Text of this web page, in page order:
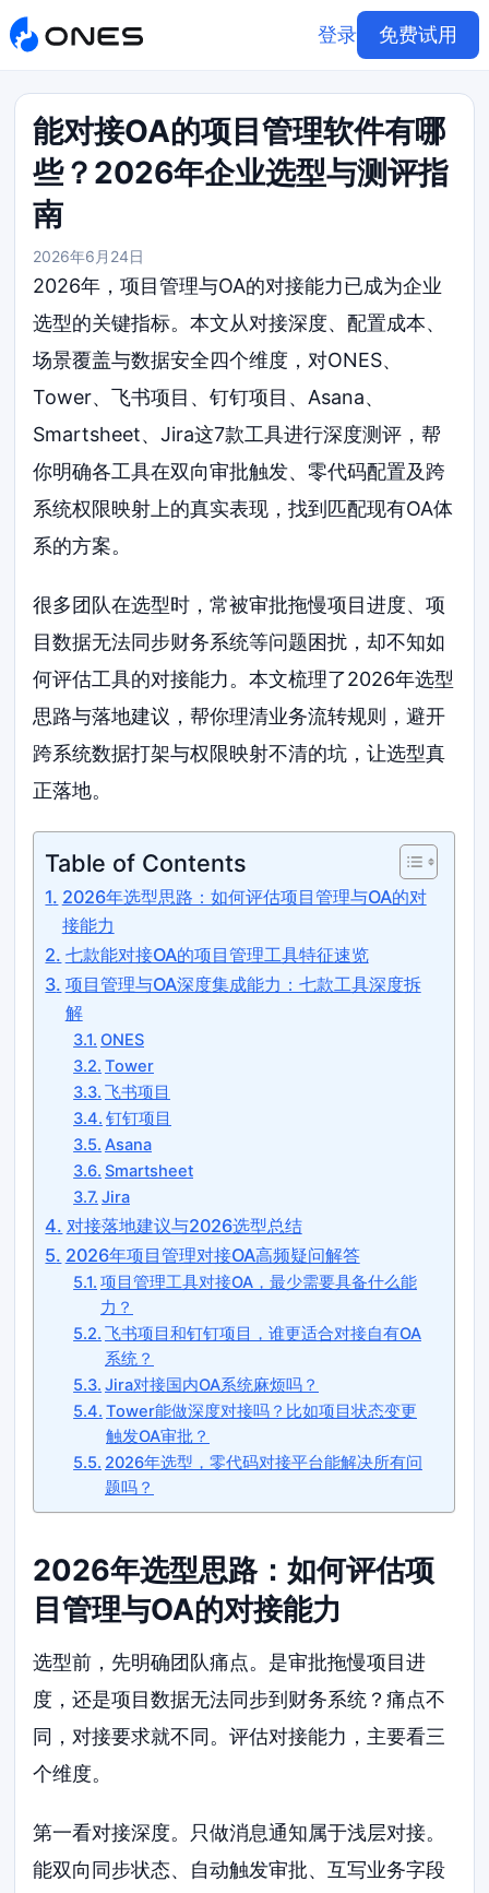
登录 免费试用
能对接OA的项目管理软件有哪
些？2026年企业选型与测评指
南
2026年6月24日
2026年，项目管理与OA的对接能力已成为企业
选型的关键指标。本文从对接深度、配置成本、
场景覆盖与数据安全四个维度，对ONES、
Tower、飞书项目、钉钉项目、Asana、
Smartsheet、Jira这7款工具进行深度测评，帮
你明确各工具在双向审批触发、零代码配置及跨
系统权限映射上的真实表现，找到匹配现有OA体
系的方案。
很多团队在选型时，常被审批拖慢项目进度、项
目数据无法同步财务系统等问题困扰，却不知如
何评估工具的对接能力。本文梳理了2026年选型
思路与落地建议，帮你理清业务流转规则，避开
跨系统数据打架与权限映射不清的坑，让选型真
正落地。
Table of Contents
2026年选型思路：如何评估项目管理与OA的对
接能力
七款能对接OA的项目管理工具特征速览
项目管理与OA深度集成能力：七款工具深度拆
解
ONES
Tower
飞书项目
钉钉项目
Asana
Smartsheet
Jira
对接落地建议与2026选型总结
2026年项目管理对接OA高频疑问解答
项目管理工具对接OA，最少需要具备什么能
力？
飞书项目和钉钉项目，谁更适合对接自有OA
系统？
Jira对接国内OA系统麻烦吗？
Tower能做深度对接吗？比如项目状态变更
触发OA审批？
2026年选型，零代码对接平台能解决所有问
题吗？
2026年选型思路：如何评估项
目管理与OA的对接能力
选型前，先明确团队痛点。是审批拖慢项目进
度，还是项目数据无法同步到财务系统？痛点不
同，对接要求就不同。评估对接能力，主要看三
个维度。
第一看对接深度。只做消息通知属于浅层对接。
能双向同步状态、自动触发审批、互写业务字段